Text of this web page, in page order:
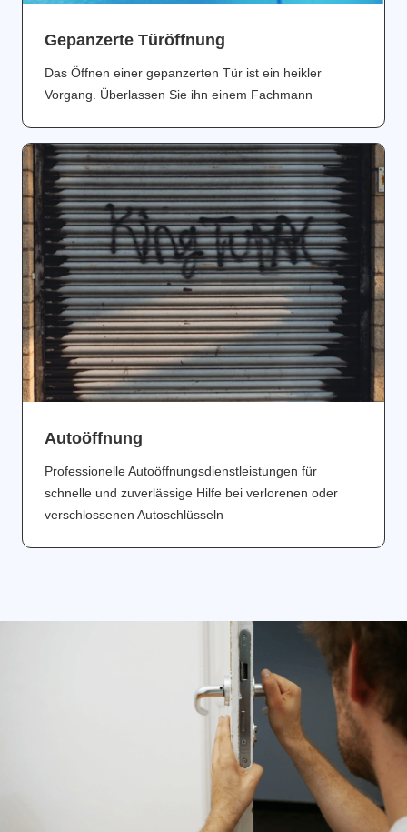
Gepanzerte Türöffnung
Das Öffnen einer gepanzerten Tür ist ein heikler
Vorgang. Überlassen Sie ihn einem Fachmann
Аutoöffnung
Professionelle Autoöffnungsdienstleistungen für
schnelle und zuverlässige Hilfe bei verlorenen oder
verschlossenen Autoschlüsseln